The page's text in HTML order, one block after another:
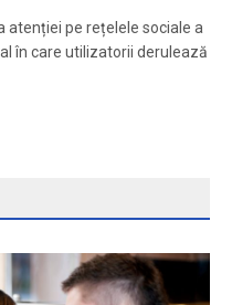
atenției pe rețelele sociale a
în care utilizatorii derulează